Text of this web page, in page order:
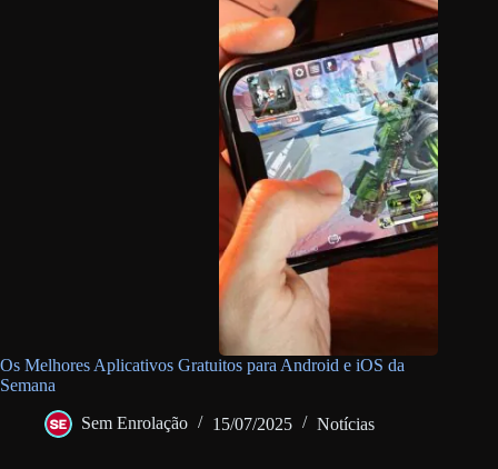
Os Melhores Aplicativos Gratuitos para Android e iOS da
Semana
Sem Enrolação 15/07/2025 Notícias